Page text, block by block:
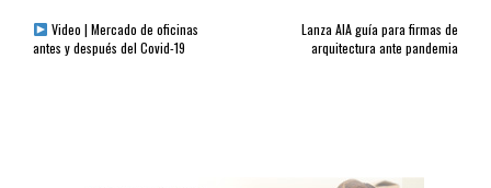
Video | Mercado de oficinas
antes y después del Covid-19
Lanza AIA guía para firmas de
arquitectura ante pandemia